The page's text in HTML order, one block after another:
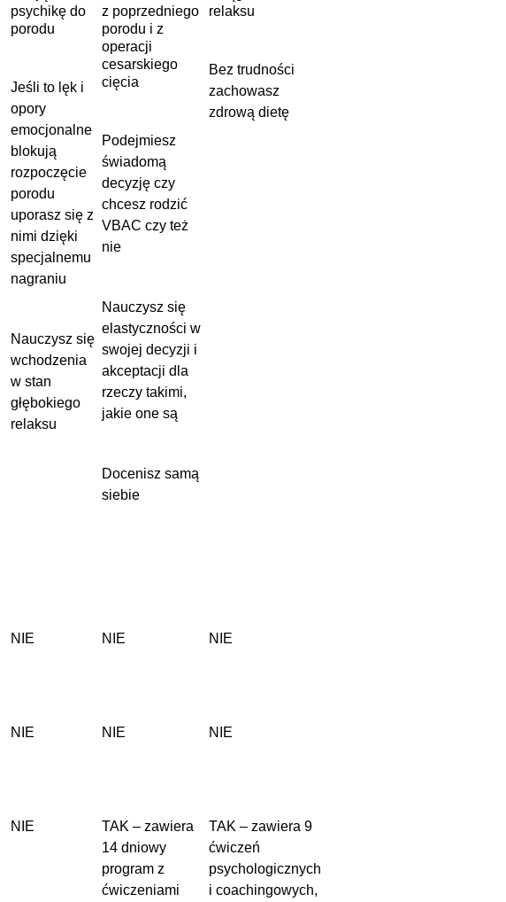
psychikę do
porodu
Jeśli to lęk i
opory
emocjonalne
blokują
rozpoczęcie
porodu
uporasz się z
nimi dzięki
specjalnemu
nagraniu
Nauczysz się
wchodzenia
w stan
głębokiego
relaksu
z poprzedniego
porodu i z
operacji
cesarskiego
cięcia
Podejmiesz
świadomą
decyzję czy
chcesz rodzić
VBAC czy też
nie
Nauczysz się
elastyczności w
swojej decyzji i
akceptacji dla
rzeczy takimi,
jakie one są
Docenisz samą
siebie
relaksu
Bez trudności
zachowasz
zdrową dietę
NIE NIE NIE
NIE NIE NIE
NIE
TAK – zawiera
14 dniowy
program z
ćwiczeniami
TAK – zawiera 9
ćwiczeń
psychologicznych
i coachingowych,